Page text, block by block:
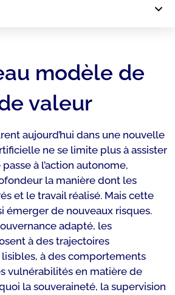
modèle de
valeur
aujourd’hui dans une nouvelle
ne se limite plus à assister
à l’action autonome,
la manière dont les
et le travail réalisé. Mais cette
émerger de nouveaux risques.
adapté, les
à des trajectoires
à des comportements
vulnérabilités en matière de
la souveraineté, la supervision